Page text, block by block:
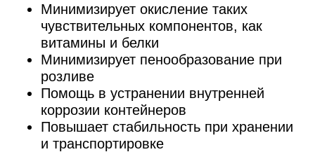
Минимизирует окисление таких
чувствительных компонентов, как
витамины и белки
Минимизирует пенообразование при
розливе
Помощь в устранении внутренней
коррозии контейнеров
Повышает стабильность при хранении
и транспортировке